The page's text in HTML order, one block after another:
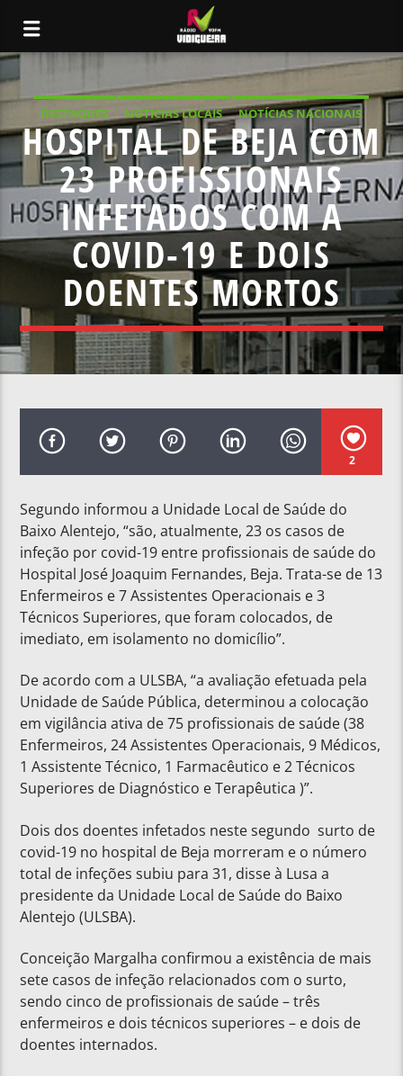
DESTAQUES NOTÍCIAS LOCAIS NOTÍCIAS NACIONAIS
HOSPITAL DE BEJA COM
23 PROFISSIONAIS
INFETADOS COM A
COVID-19 E DOIS
DOENTES MORTOS
2
Segundo informou a Unidade Local de Saúde do
Baixo Alentejo, “são, atualmente, 23 os casos de
infeção por covid-19 entre profissionais de saúde do
Hospital José Joaquim Fernandes, Beja. Trata-se de 13
Enfermeiros e 7 Assistentes Operacionais e 3
Técnicos Superiores, que foram colocados, de
imediato, em isolamento no domicílio”.
De acordo com a ULSBA, “a avaliação efetuada pela
Unidade de Saúde Pública, determinou a colocação
em vigilância ativa de 75 profissionais de saúde (38
Enfermeiros, 24 Assistentes Operacionais, 9 Médicos,
1 Assistente Técnico, 1 Farmacêutico e 2 Técnicos
Superiores de Diagnóstico e Terapêutica )”.
Dois dos doentes infetados neste segundo surto de
covid-19 no hospital de Beja morreram e o número
total de infeções subiu para 31, disse à Lusa a
presidente da Unidade Local de Saúde do Baixo
Alentejo (ULSBA).
Conceição Margalha confirmou a existência de mais
sete casos de infeção relacionados com o surto,
sendo cinco de profissionais de saúde – três
enfermeiros e dois técnicos superiores – e dois de
doentes internados.